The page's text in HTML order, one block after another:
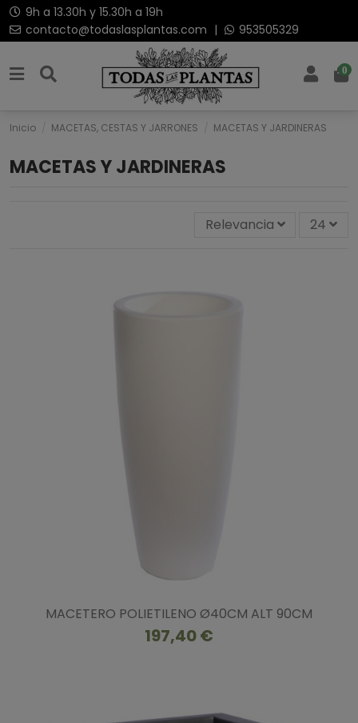
9h a 13.30h y 15.30h a 19h
contacto@todaslasplantas.com | 953505329
0
Inicio MACETAS, CESTAS Y JARRONES MACETAS Y JARDINERAS
MACETAS Y JARDINERAS
Relevancia 24
MACETERO POLIETILENO Ø40CM ALT 90CM
197,40 €